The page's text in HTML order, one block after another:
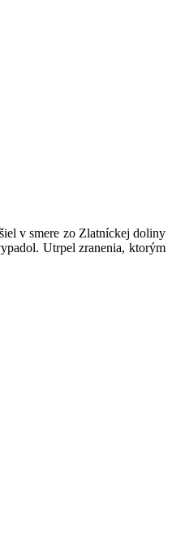
v smere zo Zlatníckej doliny
Utrpel zranenia, ktorým